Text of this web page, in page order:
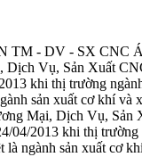
TM - DV - SX CNC
Dịch Vụ, Sản Xuất
khi thị trường
sản xuất cơ khí và
Mại, Dịch Vụ,
04/2013 khi thị
là ngành sản xuất cơ